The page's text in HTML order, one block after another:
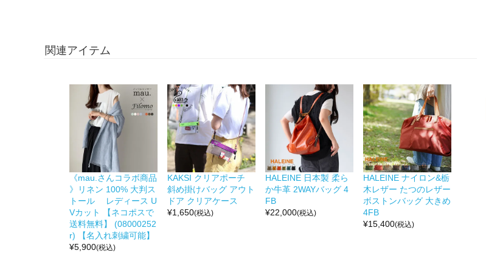
関連アイテム
《mau.さんコラボ商品
》リネン 100% 大判ス
トール レディース U
Vカット 【ネコポスで
送料無料】 (08000252
r) 【名入れ刺繍可能】
¥5,900(税込)
KAKSI クリアポーチ
斜め掛けバッグ アウト
ドア クリアケース
¥1,650(税込)
HALEINE 日本製 柔ら
か牛革 2WAYバッグ 4
FB
¥22,000(税込)
HALEINE ナイロン&栃
木レザー たつのレザー
ボストンバッグ 大きめ
4FB
¥15,400(税込)